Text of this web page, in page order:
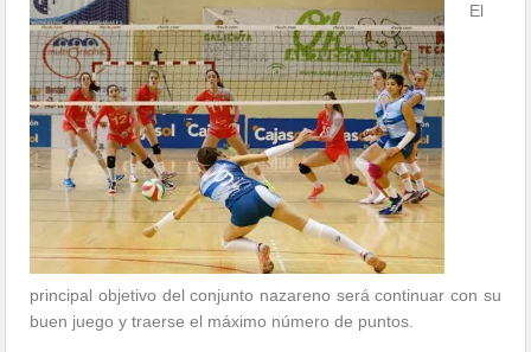
El
principal objetivo del conjunto nazareno será continuar con su
buen juego y traerse el máximo número de puntos.